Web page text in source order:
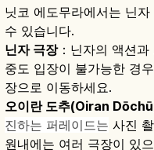
닛코 에도무라에서는 닌
수 있습니다.
닌자 극장：닌자의 액션
중도 입장이 불가능한 경
장으로 이동하세요.
오이란 도추(Oiran
진하는 퍼레이드는 사진
원내에는 여러 극장이 있